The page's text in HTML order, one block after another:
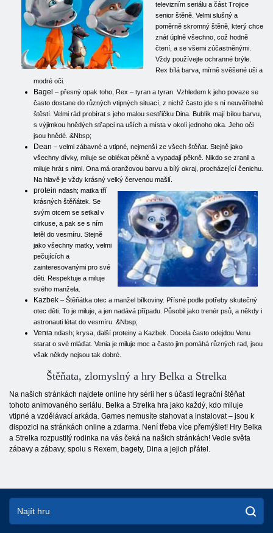
televizním seriálu a část Trojice
senior štěně. Velmi slušný a
poměrně skromný štěně, který chce
znát úplně všechno, což hodně
čtení, a se všemi zúčastněnými.
Vždy používejte ochranné brýle.
Rex bílá barva, mírně svěšené uši a
modré oči.
Bagel – přesný opak toho, Rex – tyran a tyran. Vzhledem k jeho povaze se
často dostane do různých vtipných situací, z nichž často jde s ní neuvěřitelné
štěstí. Velmi rád probírat s jeho malou sestřičku Dina. Bublík mají bílou barvu,
s výjimkou hnědých střapci na uších a místa v okolí jednoho oka. Jeho oči
jsou hnědé. &Nbsp;
Dean – velmi zábavné a vtipné, nejmenší ze všech štěňat. Stejně jako
všechny dívky, miluje se oblékat pěkně a vypadají pěkně. Nikdo se zranil a
miluje hrát s nimi. Ona má oranžovou barvu a bílý okraj, procházející čenichu.
Na hlavě je vždy krásný velký červenou mašlí.
protein ndash; matka tří
krásných štěňátek. Se
svým otcem se setkal v
cirkuse, a pak se s ním
letěl do vesmíru. Stejně
jako všechny matky, velmi
pečujících a
zainteresovanými pro své
děti. Respektuje a miluje
svého manžela.
Kazbek – Štěňátka otec a manžel bílkoviny. Přísné podle potřeby skutečný
otec děti. To je miluje, a jen nadává případu. Působil jako trenér psů, a někdy i
astronauti létat do vesmíru. &Nbsp;
Venia ndash; krysa, další proteiny a Kazbek. Docela často odejdou Venu
starat o své mláďat. Venia je miluje moc a často jim pomáhá různých rad, jsou
však někdy nejsou tak dobré.
Štěňata, zlomyslný a hry Belka a Strelka
Na našich stránkách najdete online hry sérii her s účastí legrační štěňat
tohoto animovaného seriálu. Belka a Strelka hra jako každý, kdo miluje
vtipné a vzdělávací arkáda. Games nemusíte stahovat a instalovat – jsou k
dispozici na stránkách online a zdarma. Není třeba více přemýšlet! Hry Belka
a Strelka rozpustilý rodinka na vás čeká na našich stránkách! Vedle světa
zábavy a zábavy, spolu s Rexem, bagety, Dina a jejich přátel.